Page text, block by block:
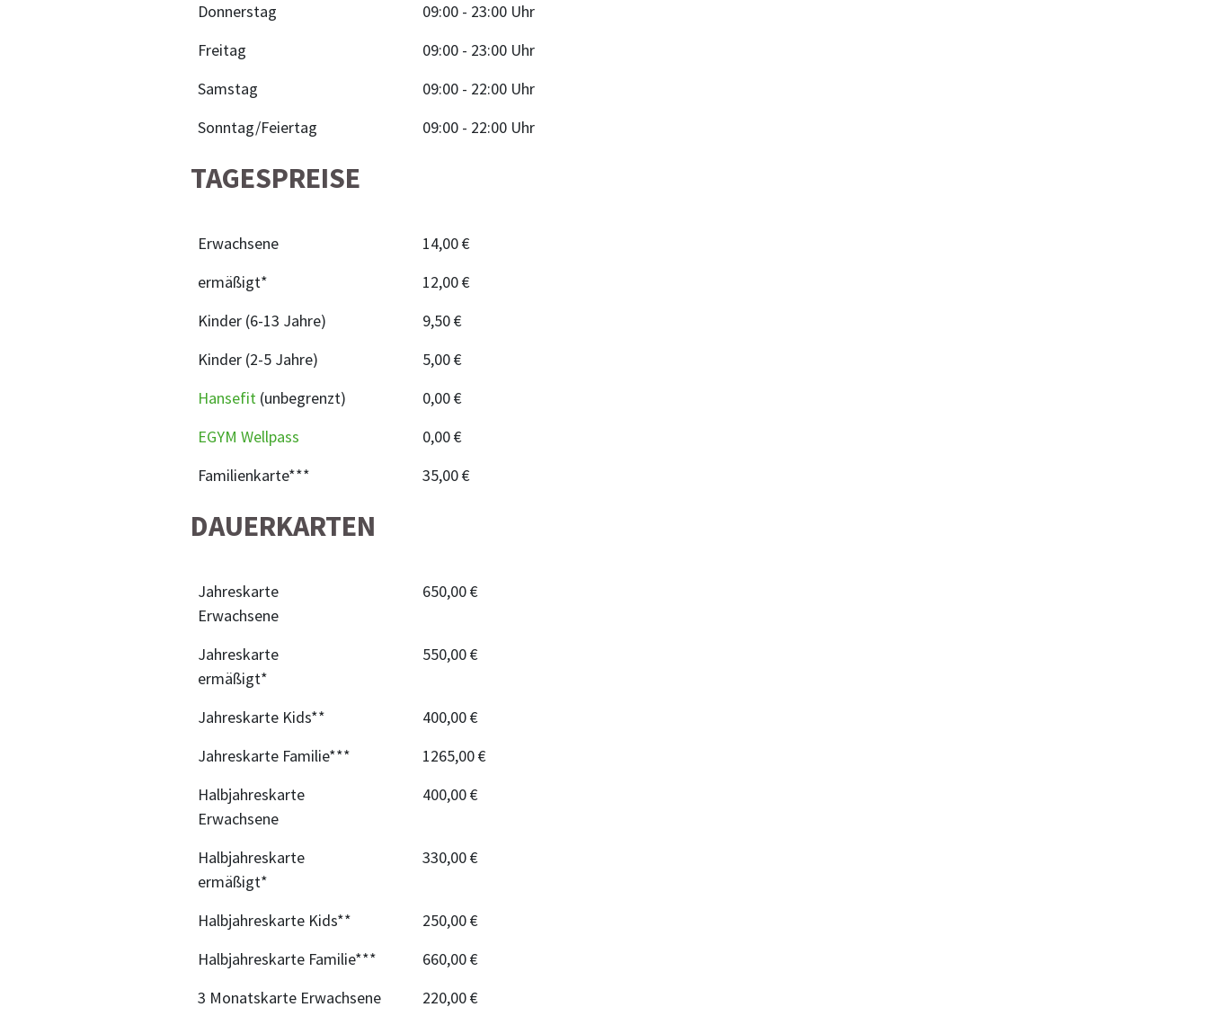
Donnerstag
09:00 - 23:00 Uhr
Freitag
09:00 - 23:00 Uhr
Samstag
09:00 - 22:00 Uhr
Sonntag/Feiertag
09:00 - 22:00 Uhr
TAGESPREISE
Erwachsene
14,00 €
ermäßigt*
12,00 €
Kinder (6-13 Jahre)
9,50 €
Kinder (2-5 Jahre)
5,00 €
Hansefit (unbegrenzt)
0,00 €
EGYM Wellpass
0,00 €
Familienkarte***
35,00 €
DAUERKARTEN
Jahreskarte
Erwachsene
650,00 €
Jahreskarte
ermäßigt*
550,00 €
Jahreskarte Kids**
400,00 €
Jahreskarte Familie***
1265,00 €
Halbjahreskarte
Erwachsene
400,00 €
Halbjahreskarte
ermäßigt*
330,00 €
Halbjahreskarte Kids**
250,00 €
Halbjahreskarte Familie***
660,00 €
3 Monatskarte Erwachsene
220,00 €